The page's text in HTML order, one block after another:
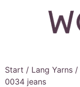
Start / Lang Yarns /
0034 jeans